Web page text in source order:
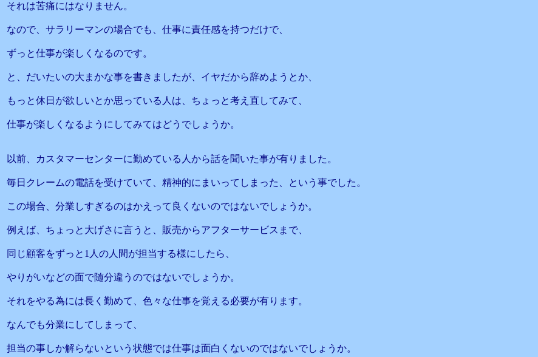
それは苦痛にはなりません。
なので、サラリーマンの場合でも、仕事に責任感を持つだけで、
ずっと仕事が楽しくなるのです。
と、だいたいの大まかな事を書きましたが、イヤだから辞めようとか、
もっと休日が欲しいとか思っている人は、ちょっと考え直してみて、
仕事が楽しくなるようにしてみてはどうでしょうか。
以前、カスタマーセンターに勤めている人から話を聞いた事が有りました。
毎日クレームの電話を受けていて、精神的にまいってしまった、という事でした。
この場合、分業しすぎるのはかえって良くないのではないでしょうか。
例えば、ちょっと大げさに言うと、販売からアフターサービスまで、
同じ顧客をずっと1人の人間が担当する様にしたら、
やりがいなどの面で随分違うのではないでしょうか。
それをやる為には長く勤めて、色々な仕事を覚える必要が有ります。
なんでも分業にしてしまって、
担当の事しか解らないという状態では仕事は面白くないのではないでしょうか。